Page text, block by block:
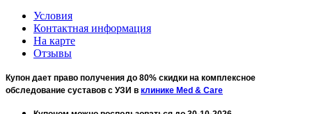
Условия
Контактная информация
На карте
Отзывы
Купон дает право получения до 80% скидки на комплексное
обследование суставов с УЗИ в клинике Med & Care